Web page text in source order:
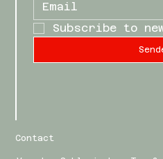
Subscribe to
Contact